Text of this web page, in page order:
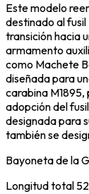
Este modelo
destinado al
transición hacia
armamento
como Machete
diseñada para
carabina M1895,
adopción del
designada para
también se
Bayoneta de la
Longitud total